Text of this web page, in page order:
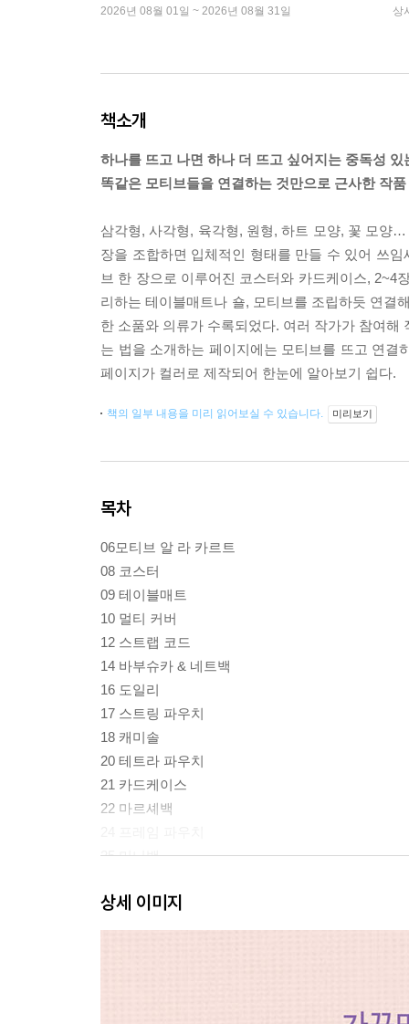
2026년 08월 01일 ~ 2026년 08월 31일 상
책소개
하나를 뜨고 나면 하나 더 뜨고 싶어지는 중독성 있
똑같은 모티브들을 연결하는 것만으로 근사한 작
삼각형, 사각형, 육각형, 원형, 하트 모양, 꽃 모양
장을 조합하면 입체적인 형태를 만들 수 있어 쓰
브 한 장으로 이루어진 코스터와 카드케이스, 2~4
리하는 테이블매트나 숄, 모티브를 조립하듯 연결
한 소품와 의류가 수록되었다. 여러 작가가 참여
는 법을 소개하는 페이지에는 모티브를 뜨고 연
페이지가 컬러로 제작되어 한눈에 알아보기 쉽다.
책의 일부 내용을 미리 읽어보실 수 있습니다. 미리보기
목차
06모티브 알 라 카르트
08 코스터
09 테이블매트
10 멀티 커버
12 스트랩 코드
14 바부슈카 & 네트백
16 도일리
17 스트링 파우치
18 캐미솔
20 테트라 파우치
21 카드케이스
22 마르셰백
25 미니백
28 에코백
29 리조트백
상세 이미지